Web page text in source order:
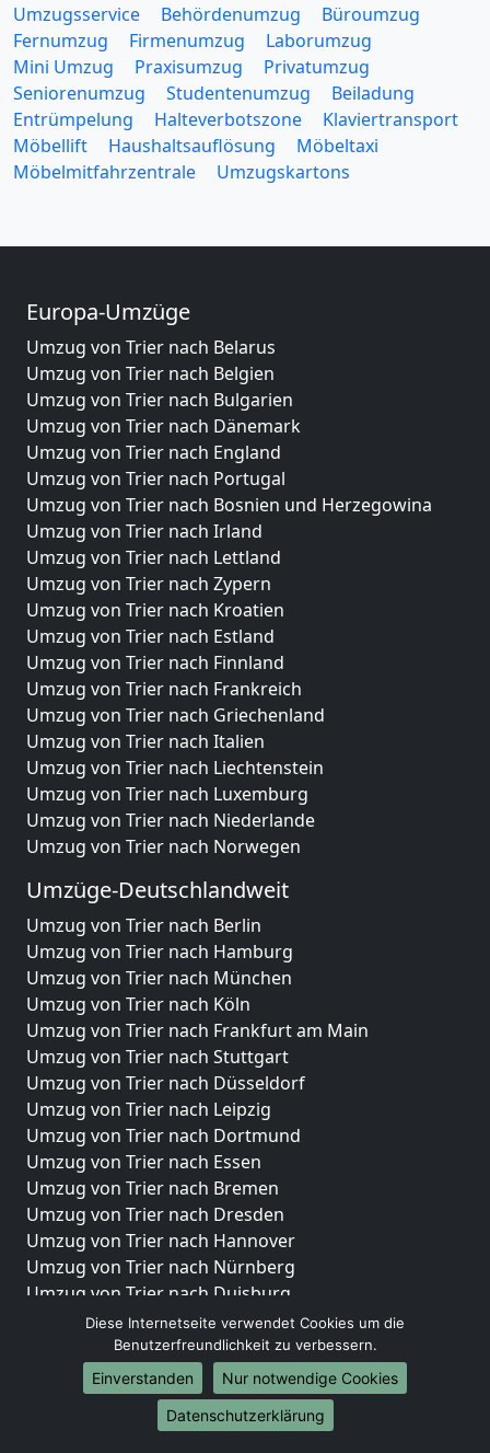
Umzugsservice Behördenumzug
Büroumzug
Fernumzug
Firmenumzug
Laborumzug
Mini Umzug
Praxisumzug
Privatumzug
Seniorenumzug
Studentenumzug
Beiladung
Entrümpelung
Halteverbotszone
Klaviertransport
Möbellift
Haushaltsauflösung
Möbeltaxi
Möbelmitfahrzentrale
Umzugskartons
Europa-Umzüge
Umzug von Trier nach Belarus
Umzug von Trier nach Belgien
Umzug von Trier nach Bulgarien
Umzug von Trier nach Dänemark
Umzug von Trier nach England
Umzug von Trier nach Portugal
Umzug von Trier nach Bosnien und Herzegowina
Umzug von Trier nach Irland
Umzug von Trier nach Lettland
Umzug von Trier nach Zypern
Umzug von Trier nach Kroatien
Umzug von Trier nach Estland
Umzug von Trier nach Finnland
Umzug von Trier nach Frankreich
Umzug von Trier nach Griechenland
Umzug von Trier nach Italien
Umzug von Trier nach Liechtenstein
Umzug von Trier nach Luxemburg
Umzug von Trier nach Niederlande
Umzug von Trier nach Norwegen
Umzüge-Deutschlandweit
Umzug von Trier nach Berlin
Umzug von Trier nach Hamburg
Umzug von Trier nach München
Umzug von Trier nach Köln
Umzug von Trier nach Frankfurt am Main
Umzug von Trier nach Stuttgart
Umzug von Trier nach Düsseldorf
Umzug von Trier nach Leipzig
Umzug von Trier nach Dortmund
Umzug von Trier nach Essen
Umzug von Trier nach Bremen
Umzug von Trier nach Dresden
Umzug von Trier nach Hannover
Umzug von Trier nach Nürnberg
Umzug von Trier nach Duisburg
Umzug von Trier nach Bochum
Umzug von Trier nach Wuppertal
Umzug von Trier nach Bielefeld
Umzug von Trier nach Bonn
Umzug von Trier nach Münster
Diese Internetseite verwendet Cookies um die
Benutzerfreundlichkeit zu verbessern.
Einverstanden
Nur notwendige Cookies
Datenschutzerklärung